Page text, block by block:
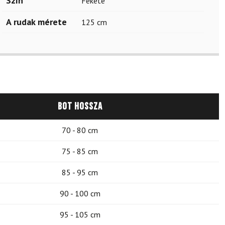
A rudak mérete 125 cm
Bot hossza
70 - 80 cm
75 - 85 cm
85 - 95 cm
90 - 100 cm
95 - 105 cm